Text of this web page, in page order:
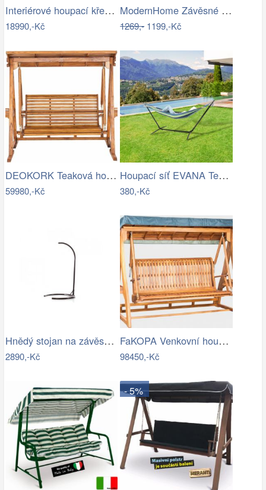
Interiérové houpací křeslo Swingy In…
18990,-Kč
ModernHome Závěsné křeslo s třásněmi -…
1269,-1199,-Kč
DEOKORK Teaková houpačka AVANTI Šíře…
59980,-Kč
Houpací síť EVANA Tempo Kondela
380,-Kč
Hnědý stojan na závěsné houpací křeslo…
2890,-Kč
FaKOPA Venkovní houpačka ze dřeva…
98450,-Kč
- 5%